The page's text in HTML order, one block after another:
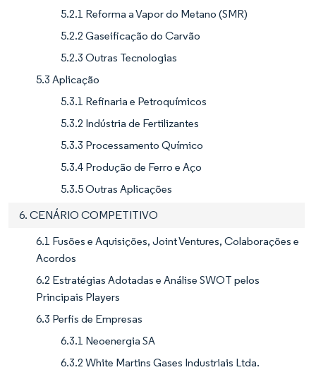
5.2.1 Reforma a Vapor do Metano (SMR)
5.2.2 Gaseificação do Carvão
5.2.3 Outras Tecnologias
5.3 Aplicação
5.3.1 Refinaria e Petroquímicos
5.3.2 Indústria de Fertilizantes
5.3.3 Processamento Químico
5.3.4 Produção de Ferro e Aço
5.3.5 Outras Aplicações
6. CENÁRIO COMPETITIVO
6.1 Fusões e Aquisições, Joint Ventures, Colaborações e
Acordos
6.2 Estratégias Adotadas e Análise SWOT pelos
Principais Players
6.3 Perfis de Empresas
6.3.1 Neoenergia SA
6.3.2 White Martins Gases Industriais Ltda.